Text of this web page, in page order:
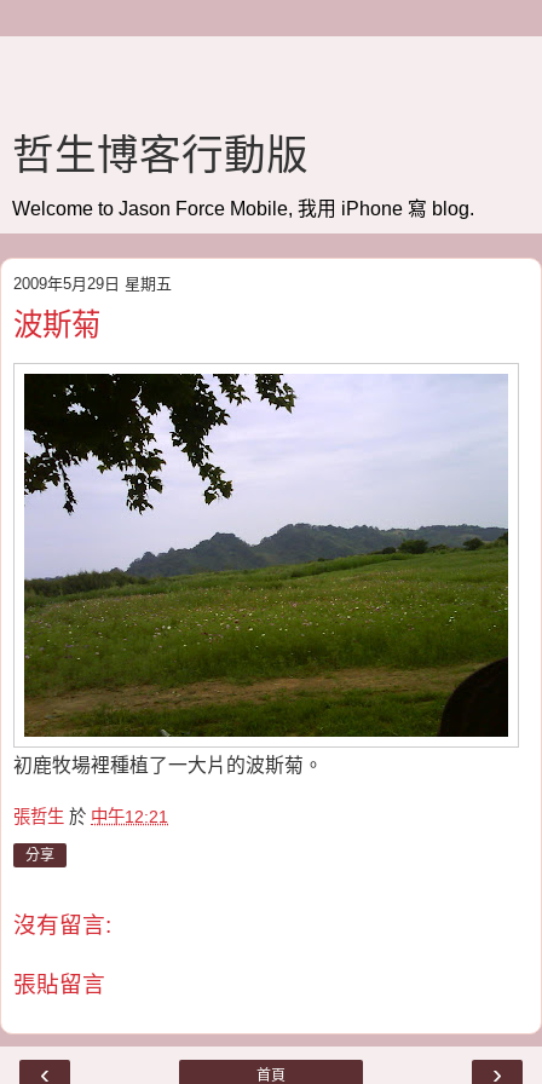
哲生博客行動版
Welcome to Jason Force Mobile, 我用 iPhone 寫 blog.
2009年5月29日 星期五
波斯菊
初鹿牧場裡種植了一大片的波斯菊。
張哲生 於 中午12:21
分享
沒有留言:
張貼留言
‹ ›
首頁